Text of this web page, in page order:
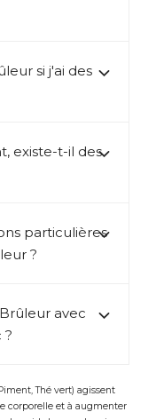
si j'ai des
existe-t-il des
particulières
?
avec
?
Thé vert) agissent
corporelle et à augmenter